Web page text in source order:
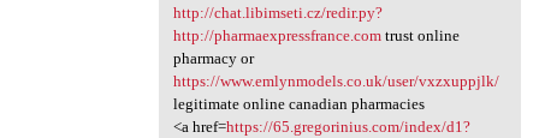
http://chat.libimseti.cz/redir.py?
http://pharmaexpressfrance.comtrust online
pharmacy or
https://www.emlynmodels.co.uk/user/vxzxuppjlk/
legitimate online canadian pharmacies
<a href=https://65.gregorinius.com/index/d1?